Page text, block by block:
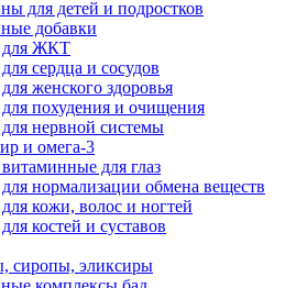
для детей и подростков
добавки
для ЖКТ
сердца и сосудов
женского здоровья
похудения и очищения
нервной системы
и омега-3
для глаз
нормализации обмена веществ
кожи, волос и ногтей
костей и суставов
сиропы, эликсиры